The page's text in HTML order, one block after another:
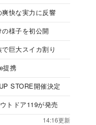
爽快な実力に反響
様子を初公開
巨大スイカ割り
提携
STORE開催決定
トドア119が発売
14:16更新